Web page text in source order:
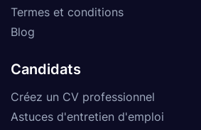
Termes et conditions
Blog
Candidats
Créez un CV professionnel
Astuces d'entretien d'emploi